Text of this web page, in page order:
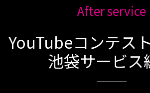
After service
YouTubeコンテス
池袋サービス